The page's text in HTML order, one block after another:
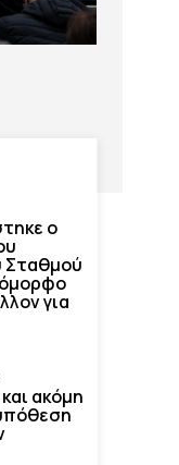
ο
Σταθμού
όμορφο
για
ακόμη